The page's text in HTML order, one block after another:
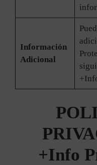
Información
Adicional
+Info